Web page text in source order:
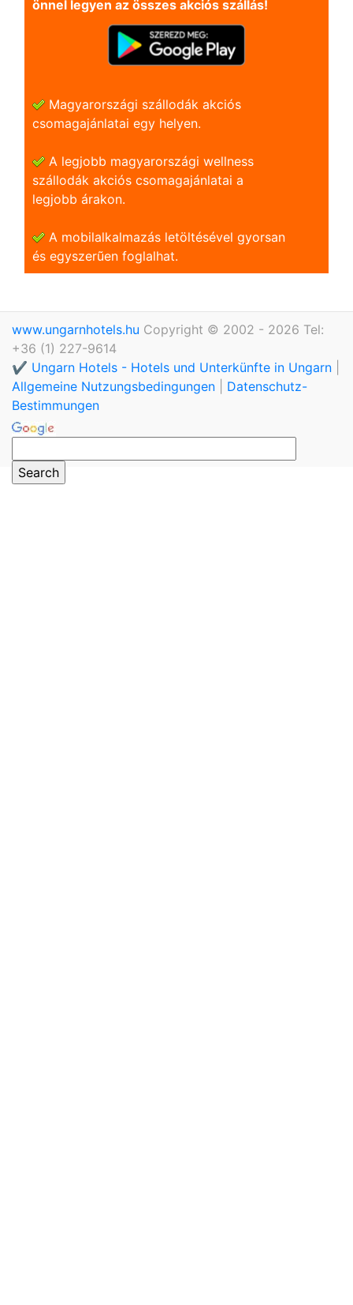
önnel legyen az összes akciós szállás!
Magyarországi szállodák akciós
csomagajánlatai egy helyen.
A legjobb magyarországi wellness
szállodák akciós csomagajánlatai a
legjobb árakon.
A mobilalkalmazás letöltésével gyorsan
és egyszerũen foglalhat.
www.ungarnhotels.hu Copyright © 2002 - 2026 Tel:
+36 (1) 227-9614
✔️ Ungarn Hotels - Hotels und Unterkünfte in Ungarn
Allgemeine Nutzungsbedingungen
Datenschutz-
Bestimmungen